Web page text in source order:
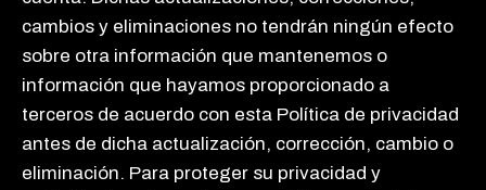
cambios y eliminaciones no tendrán ningún efecto
sobre otra información que mantenemos o
información que hayamos proporcionado a
terceros de acuerdo con esta Política de privacidad
antes de dicha actualización, corrección, cambio o
eliminación. Para proteger su privacidad y